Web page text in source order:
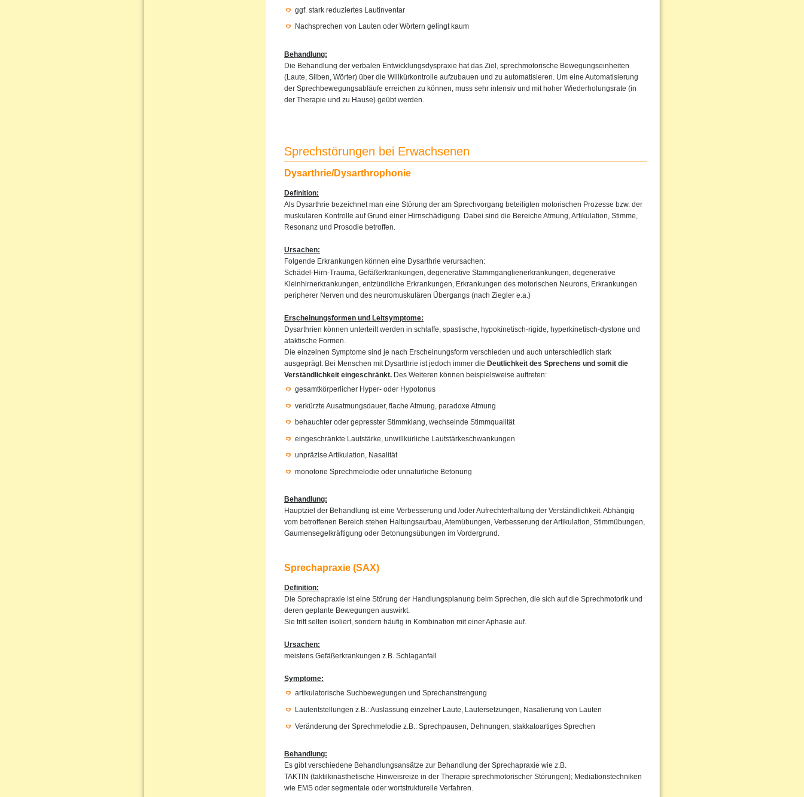
ggf. stark reduziertes Lautinventar
Nachsprechen von Lauten oder Wörtern gelingt kaum
Behandlung:
Die Behandlung der verbalen Entwicklungsdyspraxie hat das Ziel, sprechmotorische Bewegungseinheiten
(Laute, Silben, Wörter) über die Willkürkontrolle aufzubauen und zu automatisieren. Um eine Automatisierung
der Sprechbewegungsabläufe erreichen zu können, muss sehr intensiv und mit hoher Wiederholungsrate (in
der Therapie und zu Hause) geübt werden.
Sprechstörungen bei Erwachsenen
Dysarthrie/Dysarthrophonie
Definition:
Als Dysarthrie bezeichnet man eine Störung der am Sprechvorgang beteiligten motorischen Prozesse bzw. der
muskulären Kontrolle auf Grund einer Hirnschädigung. Dabei sind die Bereiche Atmung, Artikulation, Stimme,
Resonanz und Prosodie betroffen.
Ursachen:
Folgende Erkrankungen können eine Dysarthrie verursachen:
Schädel-Hirn-Trauma, Gefäßerkrankungen, degenerative Stammganglienerkrankungen, degenerative
Kleinhirnerkrankungen, entzündliche Erkrankungen, Erkrankungen des motorischen Neurons, Erkrankungen
peripherer Nerven und des neuromuskulären Übergangs (nach Ziegler e.a.)
Erscheinungsformen und Leitsymptome:
Dysarthrien können unterteilt werden in schlaffe, spastische, hypokinetisch-rigide, hyperkinetisch-dystone und
ataktische Formen.
Die einzelnen Symptome sind je nach Erscheinungsform verschieden und auch unterschiedlich stark
ausgeprägt. Bei Menschen mit Dysarthrie ist jedoch immer die Deutlichkeit des Sprechens und somit die
Verständlichkeit eingeschränkt. Des Weiteren können beispielsweise auftreten:
gesamtkörperlicher Hyper- oder Hypotonus
verkürzte Ausatmungsdauer, flache Atmung, paradoxe Atmung
behauchter oder gepresster Stimmklang, wechselnde Stimmqualität
eingeschränkte Lautstärke, unwillkürliche Lautstärkeschwankungen
unpräzise Artikulation, Nasalität
monotone Sprechmelodie oder unnatürliche Betonung
Behandlung:
Hauptziel der Behandlung ist eine Verbesserung und /oder Aufrechterhaltung der Verständlichkeit. Abhängig
vom betroffenen Bereich stehen Haltungsaufbau, Atemübungen, Verbesserung der Artikulation, Stimmübungen,
Gaumensegelkräftigung oder Betonungsübungen im Vordergrund.
Sprechapraxie (SAX)
Definition:
Die Sprechapraxie ist eine Störung der Handlungsplanung beim Sprechen, die sich auf die Sprechmotorik und
deren geplante Bewegungen auswirkt.
Sie tritt selten isoliert, sondern häufig in Kombination mit einer Aphasie auf.
Ursachen:
meistens Gefäßerkrankungen z.B. Schlaganfall
Symptome:
artikulatorische Suchbewegungen und Sprechanstrengung
Lautentstellungen z.B.: Auslassung einzelner Laute, Lautersetzungen, Nasalierung von Lauten
Veränderung der Sprechmelodie z.B.: Sprechpausen, Dehnungen, stakkatoartiges Sprechen
Behandlung:
Es gibt verschiedene Behandlungsansätze zur Behandlung der Sprechapraxie wie z.B.
TAKTIN (taktilkinästhetische Hinweisreize in der Therapie sprechmotorischer Störungen); Mediationstechniken
wie EMS oder segmentale oder wortstrukturelle Verfahren.